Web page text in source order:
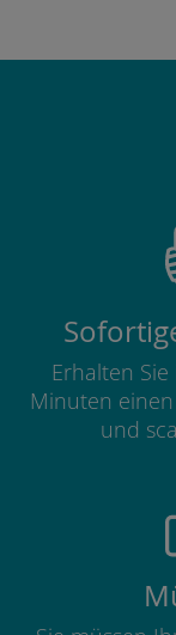
Erhalten
Minuten
und